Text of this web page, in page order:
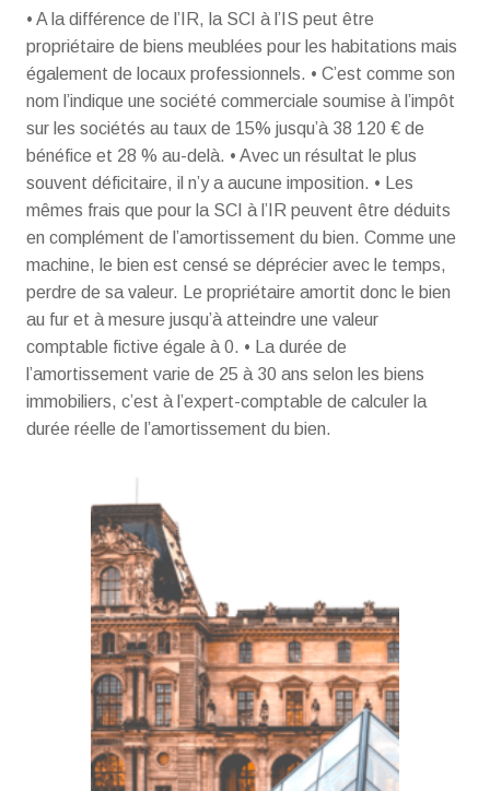
• A la différence de l’IR, la SCI à l’IS peut être
propriétaire de biens meublées pour les habitations mais
également de locaux professionnels. • C’est comme son
nom l’indique une société commerciale soumise à l’impôt
sur les sociétés au taux de 15% jusqu’à 38 120 € de
bénéfice et 28 % au-delà. • Avec un résultat le plus
souvent déficitaire, il n’y a aucune imposition. • Les
mêmes frais que pour la SCI à l’IR peuvent être déduits
en complément de l’amortissement du bien. Comme une
machine, le bien est censé se déprécier avec le temps,
perdre de sa valeur. Le propriétaire amortit donc le bien
au fur et à mesure jusqu’à atteindre une valeur
comptable fictive égale à 0. • La durée de
l’amortissement varie de 25 à 30 ans selon les biens
immobiliers, c’est à l’expert-comptable de calculer la
durée réelle de l’amortissement du bien.